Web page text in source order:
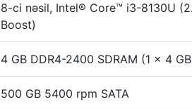
8-ci nəsil, Intel® Core™ i3-8130U
Boost)
4 GB DDR4-2400 SDRAM (1 x 4
500 GB 5400 rpm SATA